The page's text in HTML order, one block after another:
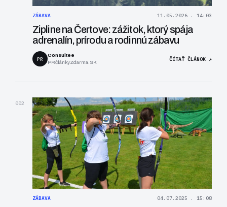
ZÁBAVA 11.05.2026 . 14:03
Zipline na Čertove: zážitok, ktorý spája
adrenalín, prírodu a rodinnú zábavu
PR
Consultee
PRčlánkyZdarma.SK
ČÍTAŤ ČLÁNOK ↗
002
ZÁBAVA 04.07.2025 . 15:08